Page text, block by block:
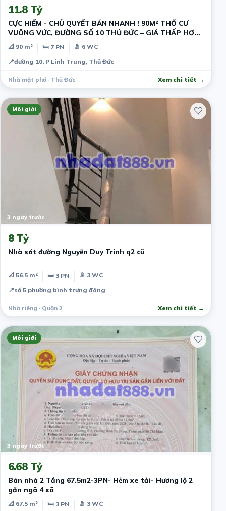
11.8 Tỷ
CỰC HIẾM - CHỦ QUYẾT BÁN NHANH ! 90M² THỔ CƯ
VUÔNG VỨC, ĐƯỜNG SỐ 10 THỦ ĐỨC – GIÁ THẤP HƠN
THỊ TRƯỜNG - DÒNG TIỀN SẴN
📐 90 m² 🛏 7 PN
🚿 6 WC
📍đường 10, P Linh Trung, Thủ Đức
Nhà mặt phố · Thủ Đức Xem chi tiết →
Môi giới
3 ngày trước
8 Tỷ
Nhà sát đường Nguyễn Duy Trinh q2 cũ
📐 56.5 m² 🛏 3 PN
🚿 3 WC
📍số 5 phường bình trưng đông
Nhà riêng · Quận 2 Xem chi tiết →
Môi giới
3 ngày trước
6.68 Tỷ
Bán nhà 2 Tầng 67.5m2-3PN- Hẻm xe tải- Hương lộ 2
gần ngã 4 xã
📐 67.5 m² 🛏 3 PN 🚿 3 WC